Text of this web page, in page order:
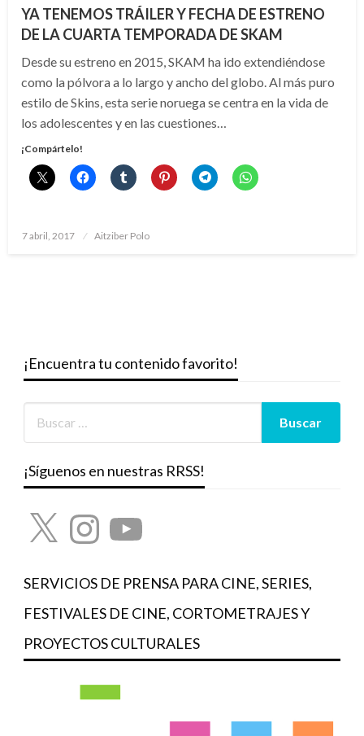
YA TENEMOS TRÁILER Y FECHA DE ESTRENO
DE LA CUARTA TEMPORADA DE SKAM
Desde su estreno en 2015, SKAM ha ido extendiéndose
como la pólvora a lo largo y ancho del globo. Al más puro
estilo de Skins, esta serie noruega se centra en la vida de
los adolescentes y en las cuestiones…
¡Compártelo!
Publicado
7 abril, 2017 Aitziber Polo
¡Encuentra tu contenido favorito!
¡Síguenos en nuestras RRSS!
X InstagramYouTube
SERVICIOS DE PRENSA PARA CINE, SERIES,
FESTIVALES DE CINE, CORTOMETRAJES Y
PROYECTOS CULTURALES